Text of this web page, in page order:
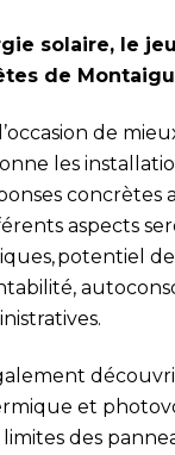
solaire, le
de
de
les
concrètes
aspects
potentiel
et
des